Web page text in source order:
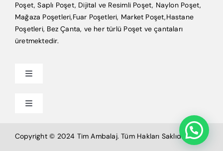
Poşet, Saplı Poşet, Dijital ve Resimli Poşet, Naylon Poşet,
Mağaza Poşetleri,Fuar Poşetleri, Market Poşet,Hastane
Poşetleri, Bez Çanta, ve her türlü Poşet ve çantaları
üretmektedir.
Toggle
Anasayfa
Tim Ambalaj
Toggle
Copyright © 2024 Tim Ambalaj. Tüm Hakları Saklıdır.